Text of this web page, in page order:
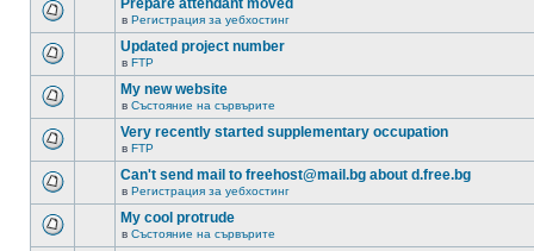
Prepare attendant moved
в Регистрация за уебхостинг
Updated project number
в FTP
My new website
в Състояние на сървърите
Very recently started supplementary occupation
в FTP
Can't send mail to freehost@mail.bg about d.free.bg
в Регистрация за уебхостинг
My cool protrude
в Състояние на сървърите